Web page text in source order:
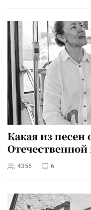
Какая из песен
4356 6